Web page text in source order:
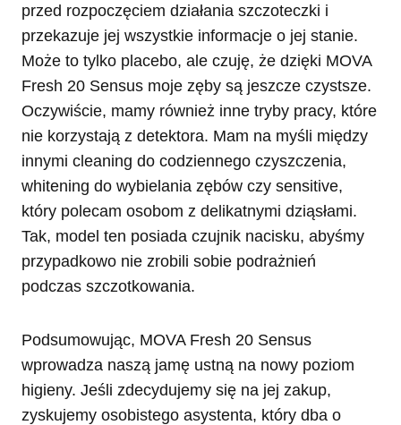
przed rozpoczęciem działania szczoteczki i
przekazuje jej wszystkie informacje o jej stanie.
Może to tylko placebo, ale czuję, że dzięki MOVA
Fresh 20 Sensus moje zęby są jeszcze czystsze.
Oczywiście, mamy również inne tryby pracy, które
nie korzystają z detektora. Mam na myśli między
innymi cleaning do codziennego czyszczenia,
whitening do wybielania zębów czy sensitive,
który polecam osobom z delikatnymi dziąsłami.
Tak, model ten posiada czujnik nacisku, abyśmy
przypadkowo nie zrobili sobie podrażnień
podczas szczotkowania.
Podsumowując, MOVA Fresh 20 Sensus
wprowadza naszą jamę ustną na nowy poziom
higieny. Jeśli zdecydujemy się na jej zakup,
zyskujemy osobistego asystenta, który dba o